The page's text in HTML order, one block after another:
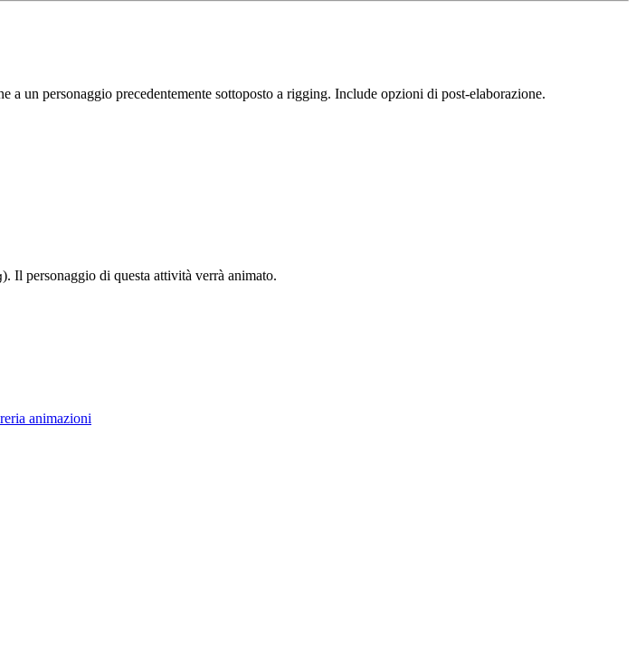
un personaggio precedentemente sottoposto a rigging. Include opzioni di post-elaborazione.
). Il personaggio di questa attività verrà animato.
animazioni